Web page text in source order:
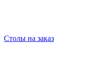
Столы на заказ